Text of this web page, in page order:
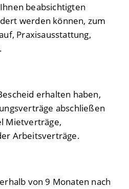
beabsichtigten
werden können, zum
Praxisausstattung,
erhalten haben,
abschließen
Mietverträge,
Arbeitsverträge.
von 9 Monaten nach